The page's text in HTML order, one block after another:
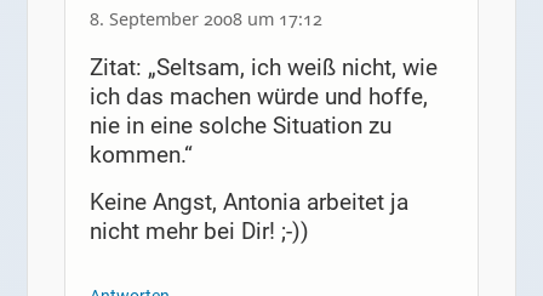
8. September 2008 um 17:12
Zitat: „Seltsam, ich weiß nicht, wie
ich das machen würde und hoffe,
nie in eine solche Situation zu
kommen.“
Keine Angst, Antonia arbeitet ja
nicht mehr bei Dir! ;-))